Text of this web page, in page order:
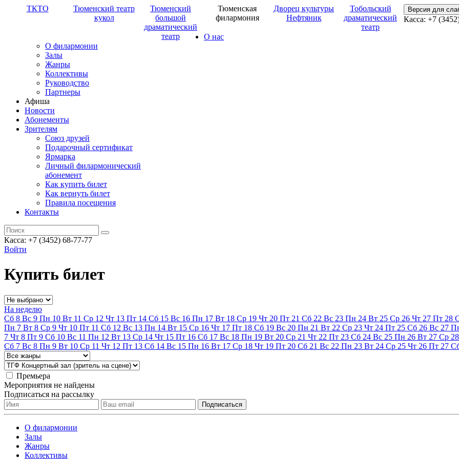
ТКТО
Тюменский театр
кукол
Тюменский
большой
драматический
театр
Тюменская
филармония
Дворец культуры
Нефтяник
Тобольский
драматический
театр
Версия для
Касса: +7
О нас
О филармонии
Залы
Жанры
Коллективы
Руководство
Партнеры
Афиша
Новости
Абонементы
Зрителям
Союз друзей
Подарочный сертификат
Ярмарка
Личный филармонический
абонемент
Как купить билет
Как вернуть билет
Правила посещения
Контакты
Касса: +7 (3452) 68-77-77
Войти
Купить билет
На неделю
Сб 8 Вс 9 Пн 10 Вт 11 Ср 12 Чт 13 Пт 14 Сб 15 Вс 16 Пн 17 Вт 18 Ср 19 Чт 20 Пт 21 Сб 22 Вс 23 Пн 24 Вт 25 Ср 26 Чт 27 Пт 28
Пн 7 Вт 8 Ср 9 Чт 10 Пт 11 Сб 12 Вс 13 Пн 14 Вт 15 Ср 16 Чт 17 Пт 18 Сб 19 Вс 20 Пн 21 Вт 22 Ср 23 Чт 24 Пт 25 Сб 26 Вс 27
7 Чт 8 Пт 9 Сб 10 Вс 11 Пн 12 Вт 13 Ср 14 Чт 15 Пт 16 Сб 17 Вс 18 Пн 19 Вт 20 Ср 21 Чт 22 Пт 23 Сб 24 Вс 25 Пн 26 Вт 27 Ср 28
Сб 7 Вс 8 Пн 9 Вт 10 Ср 11 Чт 12 Пт 13 Сб 14 Вс 15 Пн 16 Вт 17 Ср 18 Чт 19 Пт 20 Сб 21 Вс 22 Пн 23 Вт 24 Ср 25 Чт 26 Пт 27
Премьера
Мероприятия не найдены
Подписаться на рассылку
О филармонии
Залы
Жанры
Коллективы